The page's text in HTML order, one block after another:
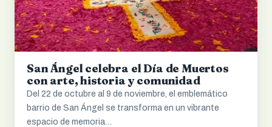
San Ángel celebra el Día de Muertos
con arte, historia y comunidad
Del 22 de octubre al 9 de noviembre, el emblemático
barrio de San Ángel se transforma en un vibrante
espacio de memoria…